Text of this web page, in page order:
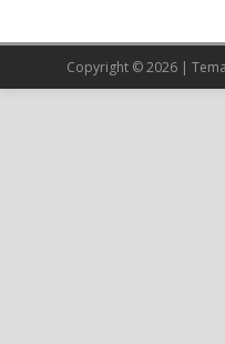
Copyright © 2026 |